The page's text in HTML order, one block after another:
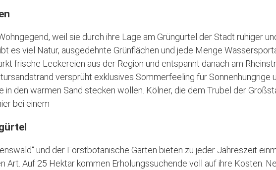
weil sie durch ihre Lage am Grüngürtel der Stadt ruhiger
es viel Natur, ausgedehnte Grünflächen und jede Menge
frische Leckereien aus der Region und entspannt danach am
versprüht exklusives Sommerfeeling für Sonnenhungrige
in den warmen Sand stecken wollen. Kölner, die dem Trubel der
bei einem
und der Forstbotanische Garten bieten zu jeder Jahreszeit
Art. Auf 25 Hektar kommen Erholungssuchende voll auf ihre Kosten.